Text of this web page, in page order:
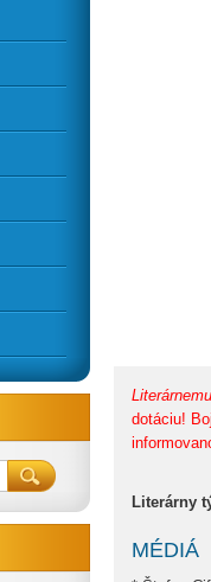
dotáciu!
Literárny
MÉDIÁ